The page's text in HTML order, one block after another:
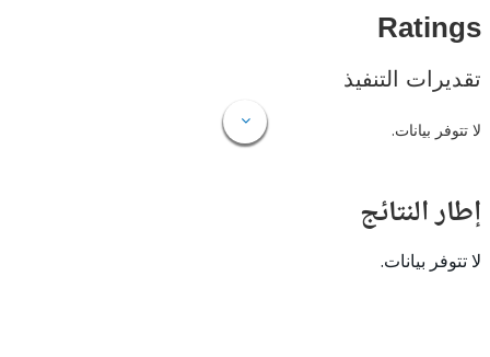
التنفيذ
بيانات.
بيانات.